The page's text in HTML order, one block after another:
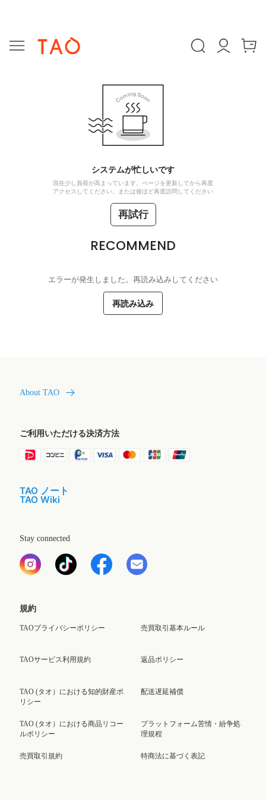
システムが忙しいです
現在少し負荷が高まっています。ページを更新してから再度
アクセスしてください、または後ほど再度訪問してください
再試行
RECOMMEND
エラーが発生しました。再読み込みしてください
再読み込み
About TAO
ご利用いただける決済方法
TAO ノート
TAO Wiki
Stay connected
規約
TAOプライバシーポリシー
TAOサービス利用規約
TAO (タオ）における知的財産ポ
リシー
TAO (タオ）における商品リコー
ルポリシー
売買取引規約
売買取引基本ルール
返品ポリシー
配送遅延補償
プラットフォーム苦情・紛争処
理規程
特商法に基づく表記